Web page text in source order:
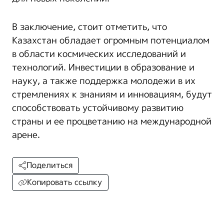
В заключение, стоит отметить, что
Казахстан обладает огромным потенциалом
в области космических исследований и
технологий. Инвестиции в образование и
науку, а также поддержка молодежи в их
стремлениях к знаниям и инновациям, будут
способствовать устойчивому развитию
страны и ее процветанию на международной
арене.
Поделиться
Копировать ссылку